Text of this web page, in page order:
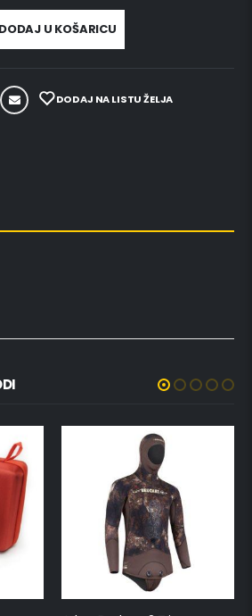
DODAJ U KOŠARICU
DODAJ NA LISTU ŽELJA